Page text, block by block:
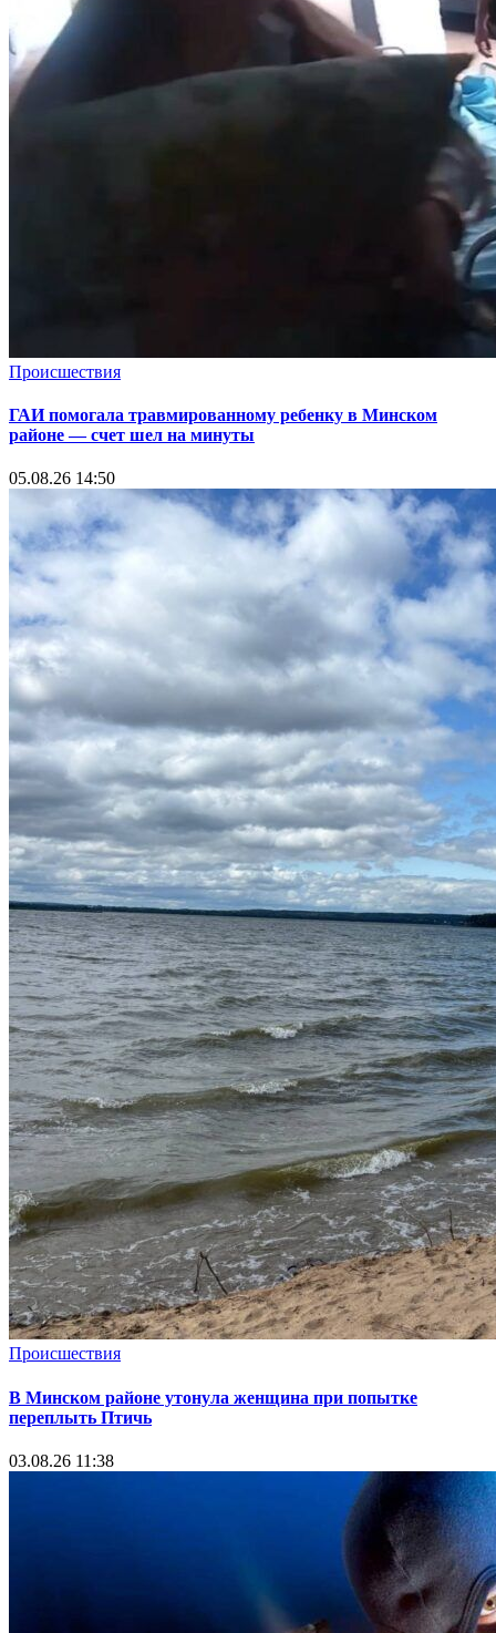
Происшествия
ГАИ помогала травмированному ребенку в Минском
районе — счет шел на минуты
05.08.26 14:50
Происшествия
В Минском районе утонула женщина при попытке
переплыть Птичь
03.08.26 11:38